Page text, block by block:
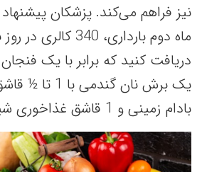
نیز فراهم می‌کند. پزشکان
ماه دوم بارداری، 340
دریافت کنید که برابر با یک
یک برش نان
بادام زمینی و 1 قاشق غذاخوری شیره انگور است